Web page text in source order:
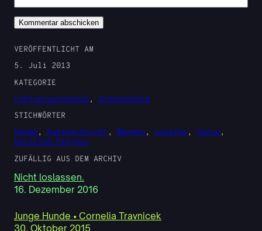
VERÖFFENTLICHT AM
5. Juli 2013
KATEGORIE
Fortsetzungsheld , Schreibheld
STICHWÖRTER
Hände, Kurznachricht, Morgen, scheiße, Sonne
Untitled Project
ZUFÄLLIG AUS DEM ARCHIV
Nicht loslassen.
16. Dezember 2016
Junge Hunde • Cornelia Travnicek
30. Oktober 2015